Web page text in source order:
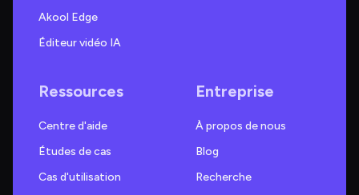
Akool Edge
Éditeur vidéo IA
Ressources
Centre d'aide
Études de cas
Cas d'utilisation
Entreprise
À propos de nous
Blog
Recherche